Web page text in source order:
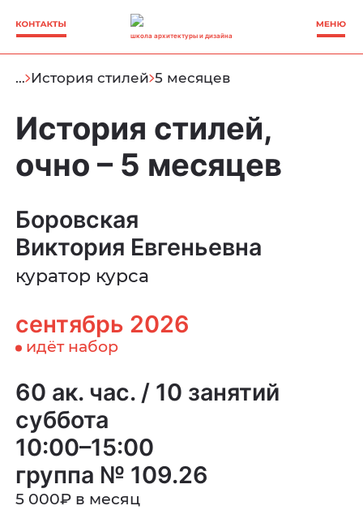
школа архитектуры и дизайна
… История стилей 5 месяцев
История стилей,
очно – 5 месяцев
Боровская
Виктория Евгеньевна
куратор курса
сентябрь 2026
идёт набор
60 ак. час. / 10 занятий
суббота
10:00–15:00
группа № 109.26
5 000₽ в месяц